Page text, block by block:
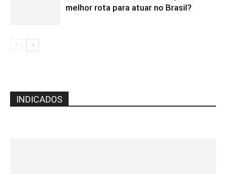
melhor rota para atuar no Brasil?
INDICADOS